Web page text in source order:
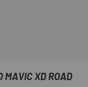
MAVIC XD ROAD